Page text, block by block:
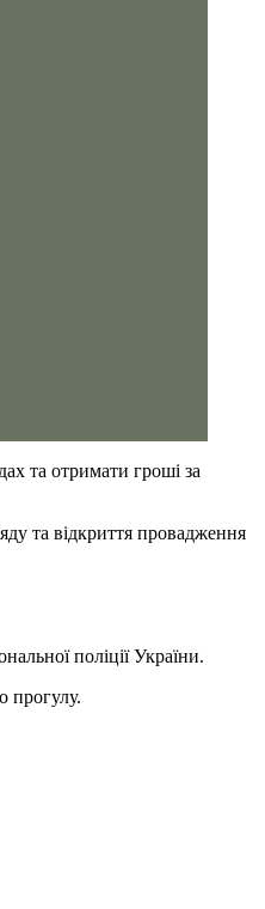
та отримати гроші за
та відкриття провадження
поліції України.
прогулу.